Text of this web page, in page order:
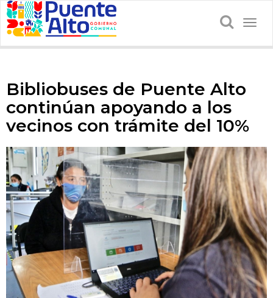
Bibliobuses de Puente Alto
continúan apoyando a los
vecinos con trámite del 10%